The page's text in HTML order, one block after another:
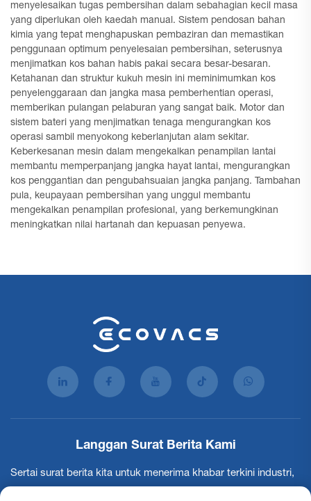
menyelesaikan tugas pembersihan dalam sebahagian kecil masa
yang diperlukan oleh kaedah manual. Sistem pendosan bahan
kimia yang tepat menghapuskan pembaziran dan memastikan
penggunaan optimum penyelesaian pembersihan, seterusnya
menjimatkan kos bahan habis pakai secara besar-besaran.
Ketahanan dan struktur kukuh mesin ini meminimumkan kos
penyelenggaraan dan jangka masa pemberhentian operasi,
memberikan pulangan pelaburan yang sangat baik. Motor dan
sistem bateri yang menjimatkan tenaga mengurangkan kos
operasi sambil menyokong keberlanjutan alam sekitar.
Keberkesanan mesin dalam mengekalkan penampilan lantai
membantu memperpanjang jangka hayat lantai, mengurangkan
kos penggantian dan pengubahsuaian jangka panjang. Tambahan
pula, keupayaan pembersihan yang unggul membantu
mengekalkan penampilan profesional, yang berkemungkinan
meningkatkan nilai hartanah dan kepuasan penyewa.
Langgan Surat Berita Kami
Sertai surat berita kita untuk menerima khabar terkini industri,